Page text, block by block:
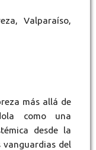
Valparaíso,
más allá de
como una
desde la
vanguardias del